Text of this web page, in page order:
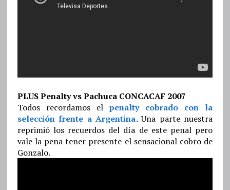
PLUS Penalty vs Pachuca CONCACAF 2007
Todos recordamos el penalty cobrado con la
selección frente a Argentina. Una parte nuestra
reprimió los recuerdos del día de este penal pero
vale la pena tener presente el sensacional cobro de
Gonzalo.